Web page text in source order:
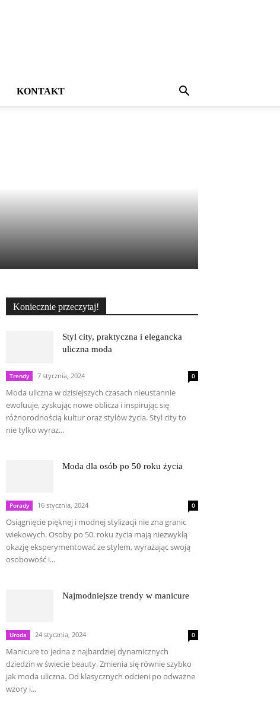
KONTAKT
Koniecznie przeczytaj!
Styl city, praktyczna i elegancka
uliczna moda
Trendy 7 stycznia, 2024 0
Moda uliczna w dzisiejszych czasach nieustannie
ewoluuje, zyskując nowe oblicza i inspirując się
różnorodnością kultur oraz stylów życia. Styl city to
nie tylko wyraz...
Moda dla osób po 50 roku życia
Porady 16 stycznia, 2024 0
Osiągnięcie pięknej i modnej stylizacji nie zna granic
wiekowych. Osoby po 50. roku życia mają niezwykłą
okazję eksperymentować ze stylem, wyrażając swoją
osobowość i...
Najmodniejsze trendy w manicure
Uroda 24 stycznia, 2024 0
Manicure to jedna z najbardziej dynamicznych
dziedzin w świecie beauty. Zmienia się równie szybko
jak moda uliczna. Od klasycznych odcieni po odważne
wzory i...